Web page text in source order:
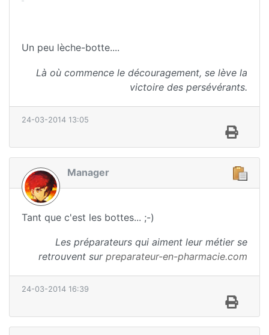
Un peu lèche-botte....
Là où commence le découragement, se lève la
victoire des persévérants.
24-03-2014 13:05
Manager
Tant que c'est les bottes... ;-)
Les préparateurs qui aiment leur métier se
retrouvent sur preparateur-en-pharmacie.com
24-03-2014 16:39